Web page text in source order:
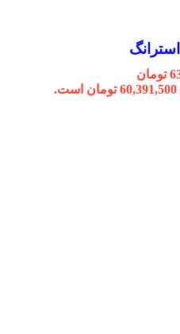
قیمت اصلی 63,570,000 تومان